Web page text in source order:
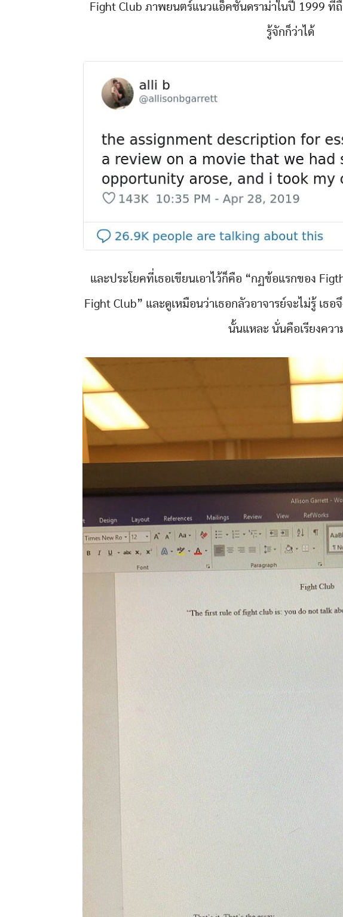
Fight Club ภาพยนตร์แนวแอ็คชั่นดราม่าในปี 1999 ที่
รู้จักก็ว่าได้
และประโยคที่เธอเขียนเอาไว้ก็คือ “กฏข้อแรกของ
Fight Club” และดูเหมือนว่าเธอกลัวอาจารย์จะไม่รู้ เธ
นั้นแหละ นั่นคือเรียงควา